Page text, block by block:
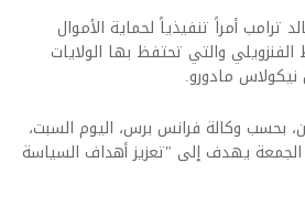
ترامب أمراً تنفيذياً لحماية الأموال
والتي تحتفظ بها الولايات
نيكولاس مادورو.
بحسب وكالة فرانس برس، اليوم السبت،
الجمعة يهدف إلى "تعزيز أهداف السياسة